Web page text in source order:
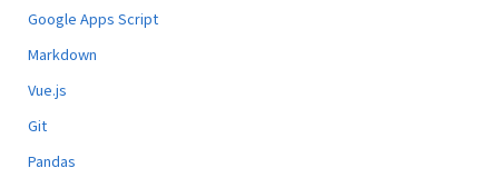
Google Apps Script
Markdown
Vue.js
Git
Pandas